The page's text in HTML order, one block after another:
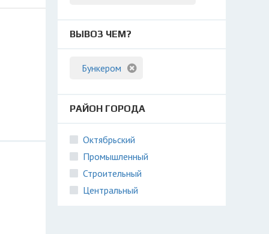
ВЫВОЗ ЧЕМ?
Бункером
РАЙОН ГОРОДА
Октябрьский
Промышленный
Строительный
Центральный